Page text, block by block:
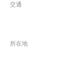
交通
所在地